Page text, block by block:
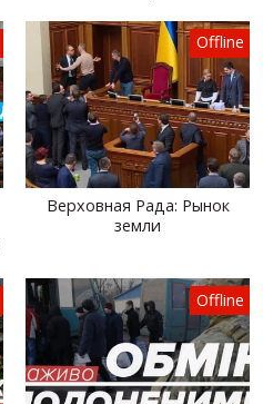
Offline
Верховная Рада: Рынок
земли
Offline